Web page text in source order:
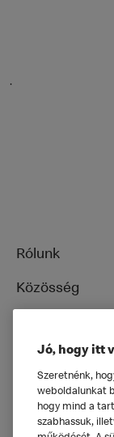
.
Rólunk
Közösség
Általános
Jó, hogy itt
Szeretnénk,
weboldalunkat
hogy mind a
szabhassuk,